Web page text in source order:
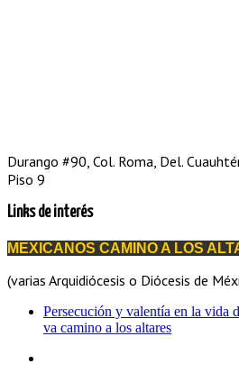
Durango #90, Col. Roma, Del.
Piso 9
Links de interés
MEXICANOS CAMINO A LOS
(varias Arquidiócesis o Diócesis de
Persecución y valentía en la vida
va camino a los altares